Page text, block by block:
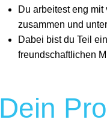
Du arbeitest eng
zusammen und
Dabei bist du Teil
freundschaftlichen
Dein